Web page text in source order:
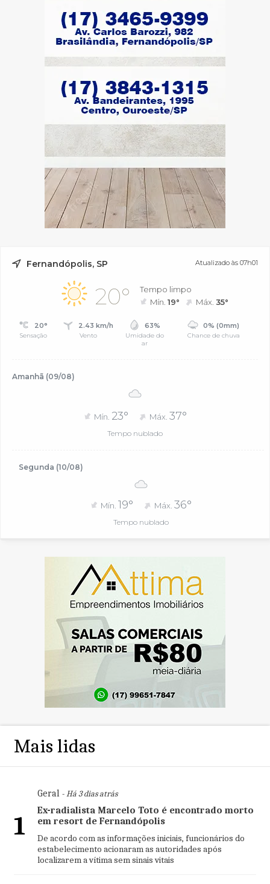
Fernandópolis, SP Atualizado às 07h01
20°
Tempo limpo
Mín.19° Máx.35°
20°
Sensação
2.43 km/h
Vento
63%
Umidade do
ar
0% (0mm)
Chance de chuva
Amanhã (09/08)
Mín. 23° Máx. 37°
Tempo nublado
Segunda (10/08)
Mín. 19° Máx.36°
Tempo nublado
Mais lidas
1
Geral- Há 3 dias atrás
Ex-radialista Marcelo Toto é encontrado morto
em resort de Fernandópolis
De acordo com as informações iniciais, funcionários do
estabelecimento acionaram as autoridades após
localizarem a vítima sem sinais vitais